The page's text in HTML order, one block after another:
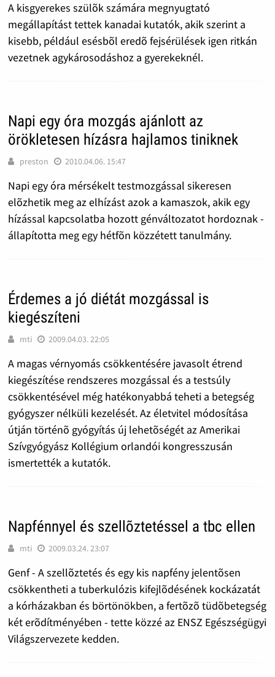
A kisgyerekes szülõk számára megnyugtató
megállapítást tettek kanadai kutatók, akik szerint a
kisebb, például esésbõl eredõ fejsérülések igen ritkán
vezetnek agykárosodáshoz a gyerekeknél.
Napi egy óra mozgás ajánlott az
örökletesen hízásra hajlamos tiniknek
preston 2010.04.06. 15:47
Napi egy óra mérsékelt testmozgással sikeresen
elõzhetik meg az elhízást azok a kamaszok, akik egy
hízással kapcsolatba hozott génváltozatot hordoznak -
állapította meg egy hétfõn közzétett tanulmány.
Érdemes a jó diétát mozgással is
kiegészíteni
mti 2009.04.03. 22:05
A magas vérnyomás csökkentésére javasolt étrend
kiegészítése rendszeres mozgással és a testsúly
csökkentésével még hatékonyabbá teheti a betegség
gyógyszer nélküli kezelését. Az életvitel módosítása
útján történõ gyógyítás új lehetõségét az Amerikai
Szívgyógyász Kollégium orlandói kongresszusán
ismertették a kutatók.
Napfénnyel és szellõztetéssel a tbc ellen
mti 2009.03.24. 23:07
Genf - A szellõztetés és egy kis napfény jelentõsen
csökkentheti a tuberkulózis kifejlõdésének kockázatát
a kórházakban és börtönökben, a fertõzõ tüdõbetegség
két erõdítményében - tette közzé az ENSZ Egészségügyi
Világszervezete kedden.